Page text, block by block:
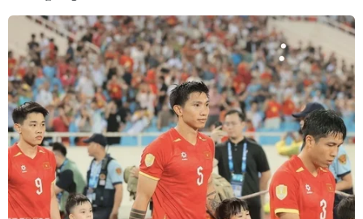
Gel dưỡng tóc thảo dược - Cocopalm (giá 513.000 đồng)